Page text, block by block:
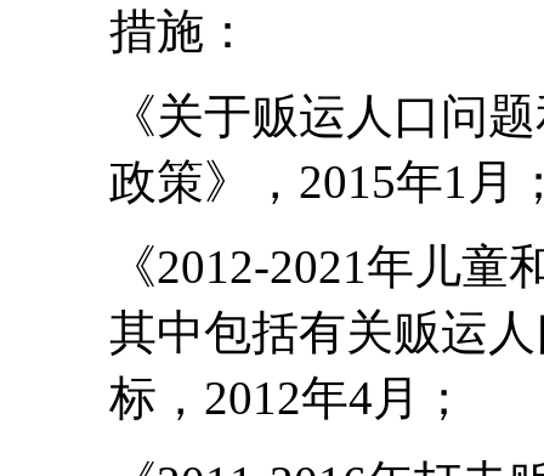
措施：
《关于贩运人口问
政策》，2015年1月
《2012-2021年儿
其中包括有关贩运
标，2012年4月；